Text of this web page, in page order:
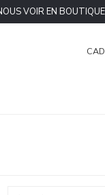
VOIR EN BOUTIQUE
CAD